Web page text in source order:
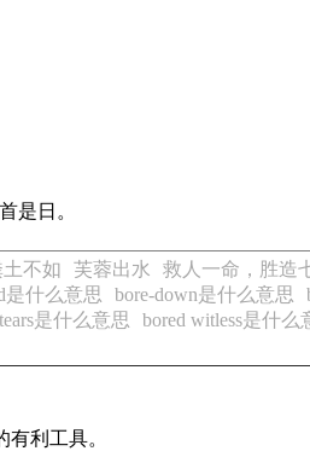
是日。
土不如 芙蓉出水 救人一命，胜造
是什么意思 bore-down是什么意思
是什么意思 bored witless是什么
利工具。